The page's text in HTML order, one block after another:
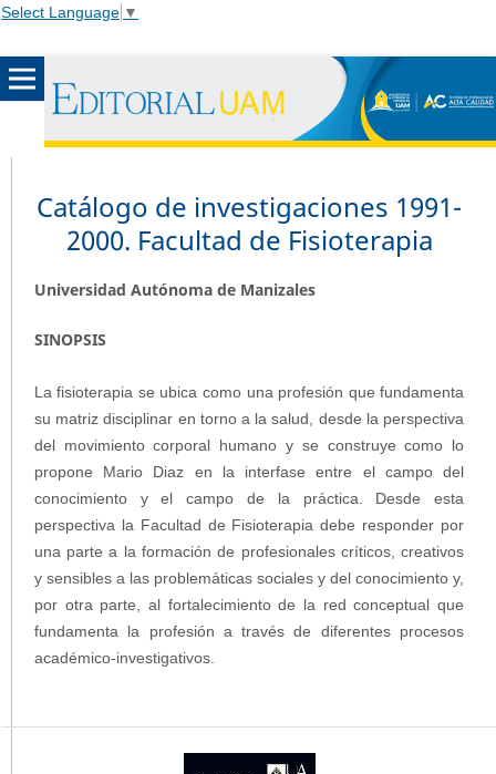
Select Language ▼
Catálogo de investigaciones 1991-
2000. Facultad de Fisioterapia
Universidad Autónoma de Manizales
SINOPSIS
La fisioterapia se ubica como una profesión que fundamenta
su matriz disciplinar en torno a la salud, desde la perspectiva
del movimiento corporal humano y se construye como lo
propone Mario Diaz en la interfase entre el campo del
conocimiento y el campo de la práctica. Desde esta
perspectiva la Facultad de Fisioterapia debe responder por
una parte a la formación de profesionales críticos, creativos
y sensibles a las problemáticas sociales y del conocimiento y,
por otra parte, al fortalecimiento de la red conceptual que
fundamenta la profesión a través de diferentes procesos
académico-investigativos.